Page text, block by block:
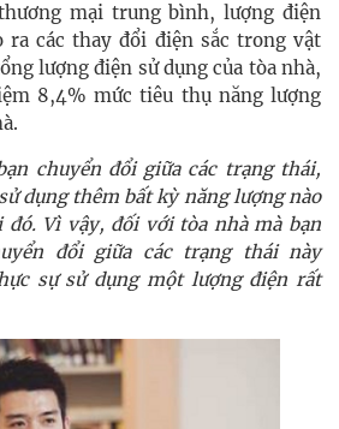
mại trung bình, lượng điện
ra các thay đổi điện sắc trong vật
lượng điện sử dụng của tòa nhà,
8,4% mức tiêu thụ năng lượng
chuyển đổi giữa các trạng thái,
dụng thêm bất kỳ năng lượng nào
Vì vậy, đối với tòa nhà mà bạn
đổi giữa các trạng thái này
sự sử dụng một lượng điện rất